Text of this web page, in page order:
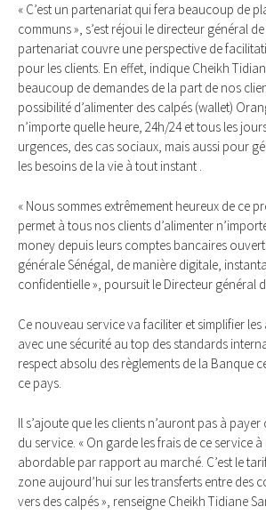
« C’est un partenariat qui fera beaucoup de
communs », s’est réjoui le directeur général
partenariat couvre une perspective de
pour les clients. En effet, indique Cheikh
beaucoup de demandes de la part de nos
possibilité d’alimenter des calpés (wallet)
n’importe quelle heure, 24h/24 et tous les
urgences, des cas sociaux, mais aussi pour
les besoins de la vie à tout instant .
« Nous sommes extrêmement heureux de ce
permet à tous nos clients d’alimenter
money depuis leurs comptes bancaires
générale Sénégal, de manière digitale,
confidentielle », poursuit le Directeur général
Ce nouveau service va faciliter et simplifier
avec une sécurité au top des standards
respect absolu des règlements de la Banque
ce pays.
Il s’ajoute que les clients n’auront pas à
du service. « On garde les frais de ce service
abordable par rapport au marché. C’est le
zone aujourd’hui sur les transferts entre des
vers des calpés », renseigne Cheikh Tidiane